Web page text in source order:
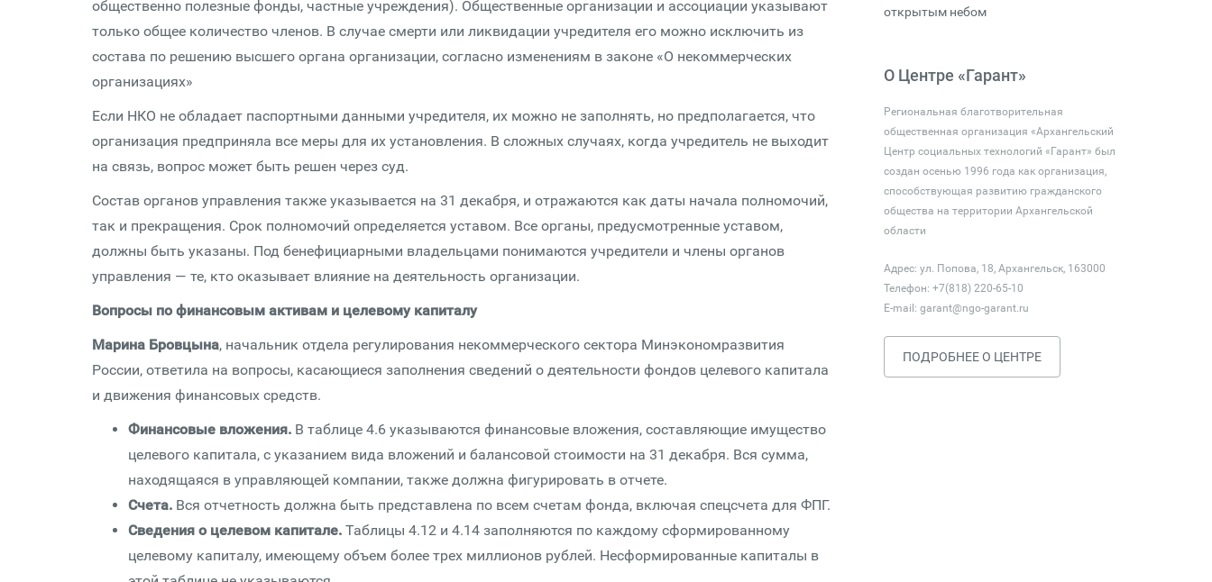
общественно полезные фонды, частные учреждения). Общественные организации и ассоциации указывают
только общее количество членов. В случае смерти или ликвидации учредителя его можно исключить из
состава по решению высшего органа организации, согласно изменениям в законе «О некоммерческих
организациях»
Если НКО не обладает паспортными данными учредителя, их можно не заполнять, но предполагается, что
организация предприняла все меры для их установления. В сложных случаях, когда учредитель не выходит
на связь, вопрос может быть решен через суд.
Состав органов управления также указывается на 31 декабря, и отражаются как даты начала полномочий,
так и прекращения. Срок полномочий определяется уставом. Все органы, предусмотренные уставом,
должны быть указаны. Под бенефициарными владельцами понимаются учредители и члены органов
управления — те, кто оказывает влияние на деятельность организации.
Вопросы по финансовым активам и целевому капиталу
Марина Бровцына, начальник отдела регулирования некоммерческого сектора Минэкономразвития
России, ответила на вопросы, касающиеся заполнения сведений о деятельности фондов целевого капитала
и движения финансовых средств.
Финансовые вложения. В таблице 4.6 указываются финансовые вложения, составляющие имущество
целевого капитала, с указанием вида вложений и балансовой стоимости на 31 декабря. Вся сумма,
находящаяся в управляющей компании, также должна фигурировать в отчете.
Счета. Вся отчетность должна быть представлена по всем счетам фонда, включая спецсчета для ФПГ.
Сведения о целевом капитале. Таблицы 4.12 и 4.14 заполняются по каждому сформированному
целевому капиталу, имеющему объем более трех миллионов рублей. Несформированные капиталы в
открытым небом
О Центре «Гарант»
Региональная благотворительная
общественная организация «Архангельский
Центр социальных технологий «Гарант» был
создан осенью 1996 года как организация,
способствующая развитию гражданского
общества на территории Архангельской
области
Адрес: ул. Попова, 18, Архангельск, 163000
Телефон: +7(818) 220-65-10
E-mail: garant@ngo-garant.ru
ПОДРОБНЕЕ О ЦЕНТРЕ